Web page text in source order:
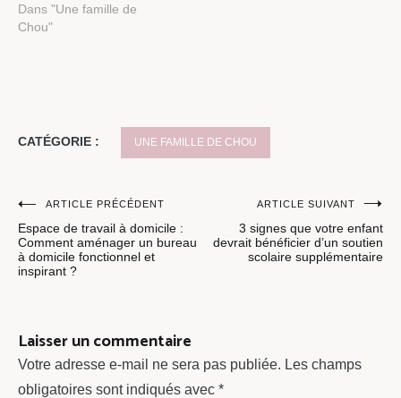
Dans "Une famille de
Chou"
CATÉGORIE : UNE FAMILLE DE CHOU
Navigation
de
l’article
ARTICLE PRÉCÉDENT
Espace de travail à domicile :
Comment aménager un bureau
à domicile fonctionnel et
inspirant ?
ARTICLE SUIVANT
3 signes que votre enfant
devrait bénéficier d’un soutien
scolaire supplémentaire
Laisser un commentaire
Votre adresse e-mail ne sera pas publiée. Les champs
obligatoires sont indiqués avec *